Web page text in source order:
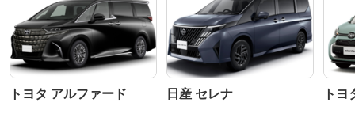
トヨタ アルファード 日産 セレナ ト